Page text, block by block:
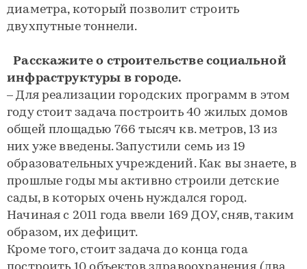
диаметра, который позволит строить
двухпутные тоннели.
Расскажите о строительстве социальной
инфраструктуры в городе.
– Для реализации городских программ в этом
году стоит задача построить 40 жилых домов
общей площадью 766 тысяч кв. метров, 13 из
них уже введены. Запустили семь из 19
образовательных учреждений. Как вы знаете, в
прошлые годы мы активно строили детские
сады, в которых очень нуждался город.
Начиная с 2011 года ввели 169 ДОУ, сняв, таким
образом, их дефицит.
Кроме того, стоит задача до конца года